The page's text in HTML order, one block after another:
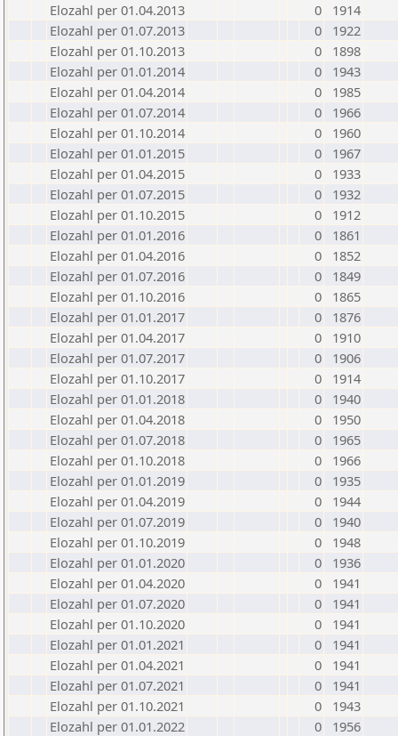
Elozahl per 01.04.2013
0
1914
Elozahl per 01.07.2013
0
1922
Elozahl per 01.10.2013
0
1898
Elozahl per 01.01.2014
0
1943
Elozahl per 01.04.2014
0
1985
Elozahl per 01.07.2014
0
1966
Elozahl per 01.10.2014
0
1960
Elozahl per 01.01.2015
0
1967
Elozahl per 01.04.2015
0
1933
Elozahl per 01.07.2015
0
1932
Elozahl per 01.10.2015
0
1912
Elozahl per 01.01.2016
0
1861
Elozahl per 01.04.2016
0
1852
Elozahl per 01.07.2016
0
1849
Elozahl per 01.10.2016
0
1865
Elozahl per 01.01.2017
0
1876
Elozahl per 01.04.2017
0
1910
Elozahl per 01.07.2017
0
1906
Elozahl per 01.10.2017
0
1914
Elozahl per 01.01.2018
0
1940
Elozahl per 01.04.2018
0
1950
Elozahl per 01.07.2018
0
1965
Elozahl per 01.10.2018
0
1966
Elozahl per 01.01.2019
0
1935
Elozahl per 01.04.2019
0
1944
Elozahl per 01.07.2019
0
1940
Elozahl per 01.10.2019
0
1948
Elozahl per 01.01.2020
0
1936
Elozahl per 01.04.2020
0
1941
Elozahl per 01.07.2020
0
1941
Elozahl per 01.10.2020
0
1941
Elozahl per 01.01.2021
0
1941
Elozahl per 01.04.2021
0
1941
Elozahl per 01.07.2021
0
1941
Elozahl per 01.10.2021
0
1943
Elozahl per 01.01.2022
0
1956